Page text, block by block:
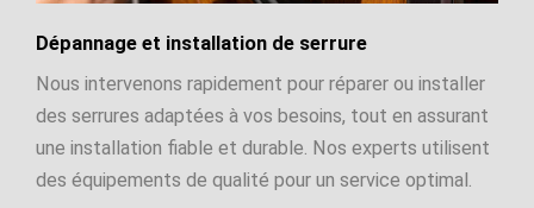
Dépannage et installation de serrure
Nous intervenons rapidement pour réparer ou installer
des serrures adaptées à vos besoins, tout en assurant
une installation fiable et durable. Nos experts utilisent
des équipements de qualité pour un service optimal.